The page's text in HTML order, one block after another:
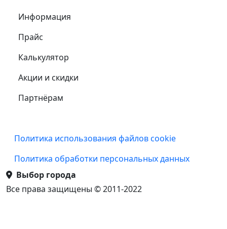
Информация
Прайс
Калькулятор
Акции и скидки
Партнёрам
Подвал
Политика использования файлов cookie
Политика обработки персональных данных
Выбор города
Все права защищены © 2011-2022